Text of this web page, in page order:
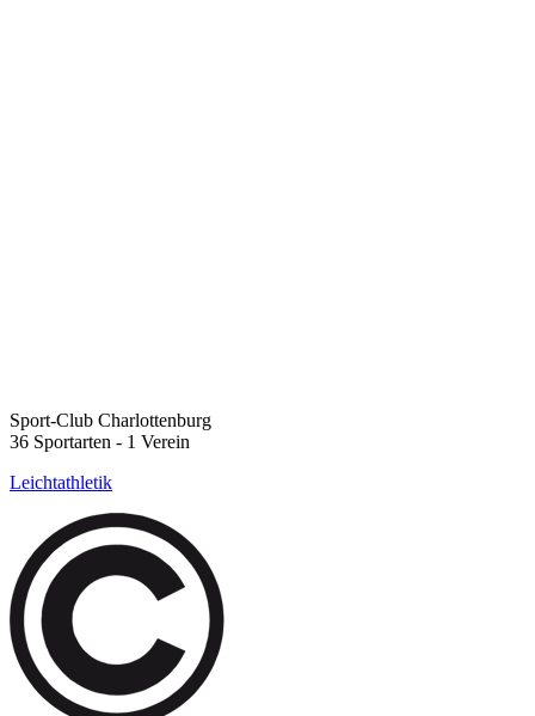
Sport-Club Charlottenburg
36 Sportarten - 1 Verein
Leichtathletik